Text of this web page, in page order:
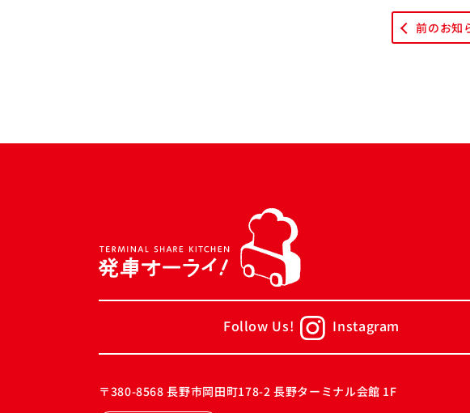
前のお知
Follow Us! Instagram
〒380-8568長野市岡田町178-2 長野ターミナル会館 1F